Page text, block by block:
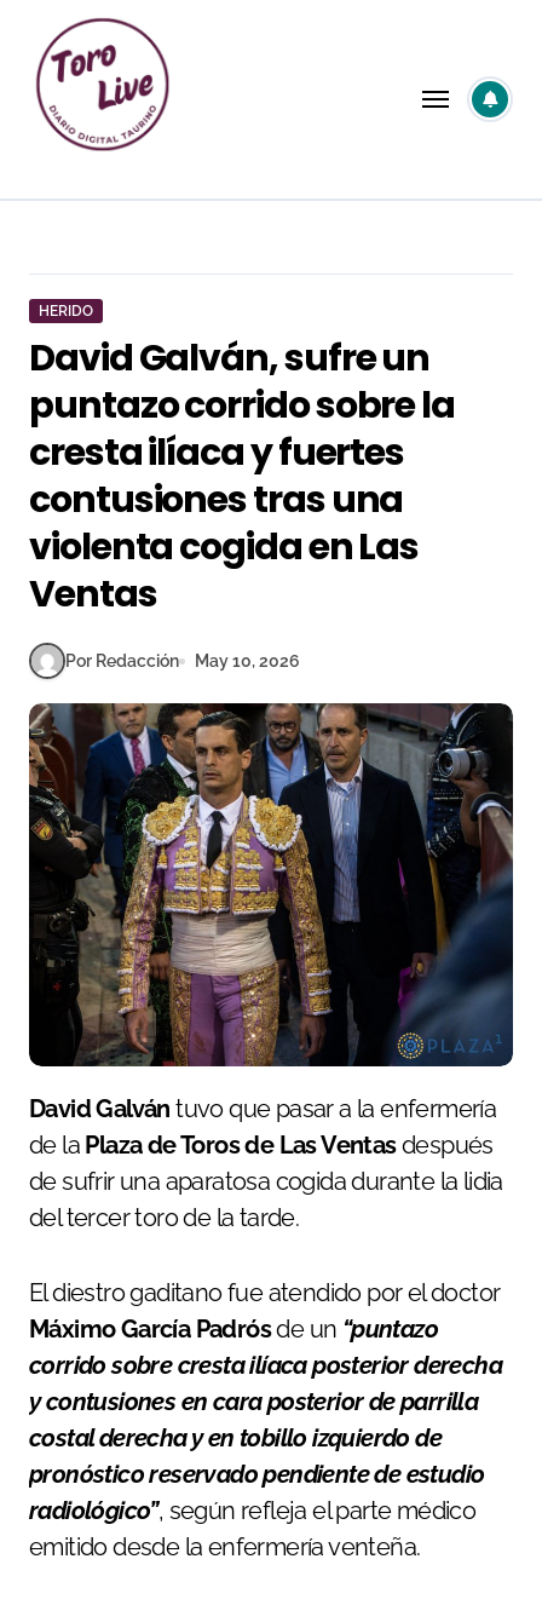
contenido
HERIDO
David Galván, sufre un
puntazo corrido sobre la
cresta ilíaca y fuertes
contusiones tras una
violenta cogida en Las
Ventas
Por Redacción May 10, 2026
David Galván tuvo que pasar a la enfermería
de la Plaza de Toros de Las Ventasdespués
de sufrir una aparatosa cogida durante la lidia
del tercer toro de la tarde.
El diestro gaditano fue atendido por el doctor
Máximo García Padrósde un “puntazo
corrido sobre cresta ilíaca posterior derecha
y contusiones en cara posterior de parrilla
costal derecha y en tobillo izquierdo de
pronóstico reservado pendiente de estudio
radiológico”, según refleja el parte médico
emitido desde la enfermería venteña.